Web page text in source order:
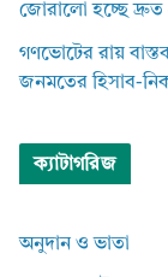
জোরালো হচ্ছে দ্রুত
গণভোটের রায়
জনমতের হিসাব-
ক্যাটাগরিজ
অনুদান ও ভাতা